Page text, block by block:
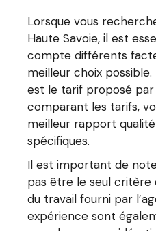
Lorsque vous
Haute Savoie, il est
compte différents
meilleur choix
est le tarif proposé par
comparant les tarifs,
meilleur rapport
spécifiques.
Il est important de
pas être le seul critère
du travail fourni par
expérience sont